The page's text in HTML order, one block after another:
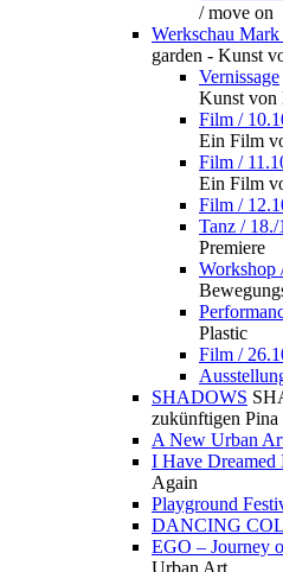
/ move on
Werkschau Mark
garden - Kunst
Vernissage
Kunst von
Film /
Ein Film
Film /
Ein Film
Film /
Tanz /
Premiere
Workshop
Plastic
Film /
SHADOWS
zukünftigen
A New Urban
I Have Dreamed
Again
Playground
DANCING
EGO – Journey
Urban Art